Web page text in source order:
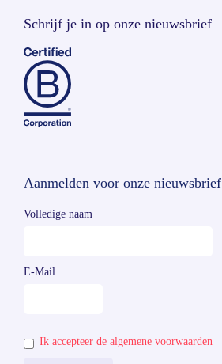
Schrijf je in op onze nieuwsbrief
Aanmelden voor onze nieuwsbrief
Volledige naam
E-Mail
Ik accepteer de algemene voorwaarden